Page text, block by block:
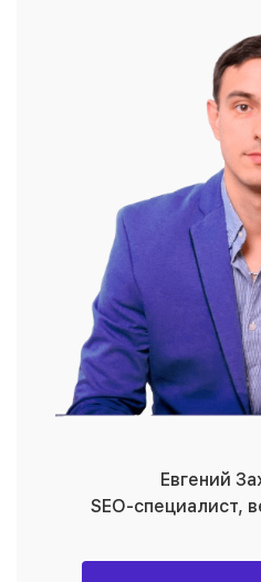
Евгений
SEO-специалиcт,